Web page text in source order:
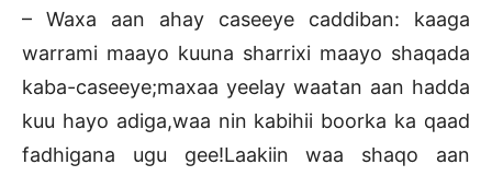
– Waxa aan ahay caseeye caddiban: kaaga
warrami maayo kuuna sharrixi maayo shaqada
kaba-caseeye;maxaa yeelay waatan aan hadda
kuu hayo adiga,waa nin kabihii boorka ka qaad
fadhigana ugu gee!Laakiin waa shaqo aan